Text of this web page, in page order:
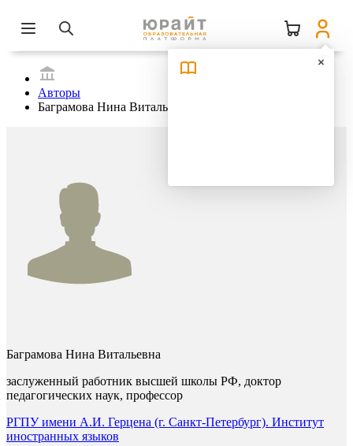
Авторы
Баграмова Нина Витальевна
Баграмова Нина Витальевна
заслуженный работник высшей школы РФ, доктор
педагогических наук, профессор
РГПУ имени А.И. Герцена (г. Санкт-Петербург). Институт
иностранных языков